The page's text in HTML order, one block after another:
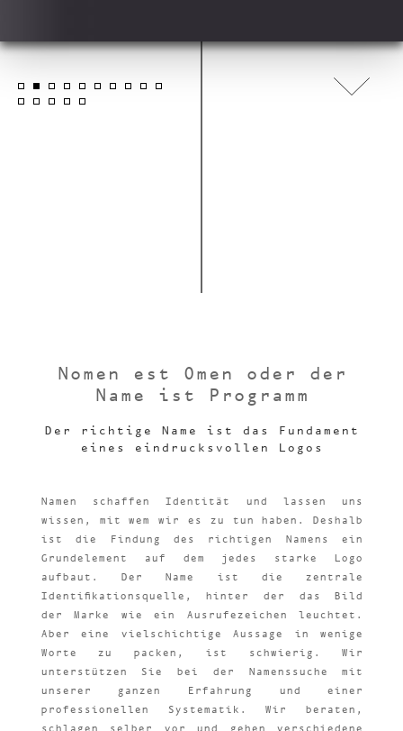
Nomen est Omen oder der
Name ist Programm
Der richtige Name ist das Fundament
eines eindrucksvollen Logos
Namen schaffen Identität und lassen uns
wissen, mit wem wir es zu tun haben. Deshalb
ist die Findung des richtigen Namens ein
Grundelement auf dem jedes starke Logo
aufbaut. Der Name ist die zentrale
Identifikationsquelle, hinter der das Bild
der Marke wie ein Ausrufezeichen leuchtet.
Aber eine vielschichtige Aussage in wenige
Worte zu packen, ist schwierig. Wir
unterstützen Sie bei der Namenssuche mit
unserer ganzen Erfahrung und einer
professionellen Systematik. Wir beraten,